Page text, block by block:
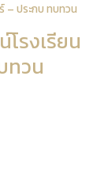
– ประกบ ทบทวน
รงเรียน
ทวน